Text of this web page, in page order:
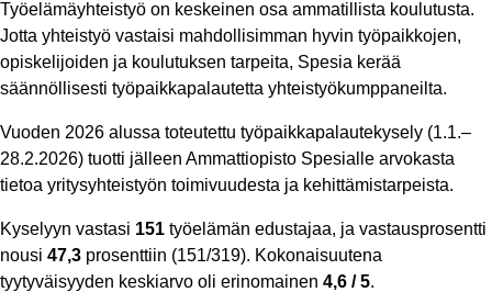
Työelämäyhteistyö on keskeinen osa ammatillista koulutusta.
Jotta yhteistyö vastaisi mahdollisimman hyvin työpaikkojen,
opiskelijoiden ja koulutuksen tarpeita, Spesia kerää
säännöllisesti työpaikkapalautetta yhteistyökumppaneilta.
Vuoden 2026 alussa toteutettu työpaikkapalautekysely (1.1.–
28.2.2026) tuotti jälleen Ammattiopisto Spesialle arvokasta
tietoa yritysyhteistyön toimivuudesta ja kehittämistarpeista.
Kyselyyn vastasi 151 työelämän edustajaa, ja vastausprosentti
nousi 47,3 prosenttiin (151/319). Kokonaisuutena
tyytyväisyyden keskiarvo oli erinomainen 4,6 / 5.